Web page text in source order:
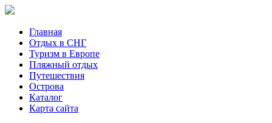
Главная
Отдых в СНГ
Туризм в Европе
Пляжный отдых
Путешествия
Острова
Каталог
Карта сайта